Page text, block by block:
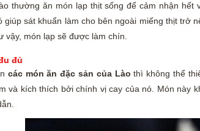
thường ăn món lạp thịt sống để cảm nhận
giúp sát khuẩn làm cho bên ngoài miếng thịt trở
vậy, món lạp sẽ được làm chín.
đủ
các món ăn đặc sản của Làothì không thể
và kích thích bởi chính vị cay của nó. Món này